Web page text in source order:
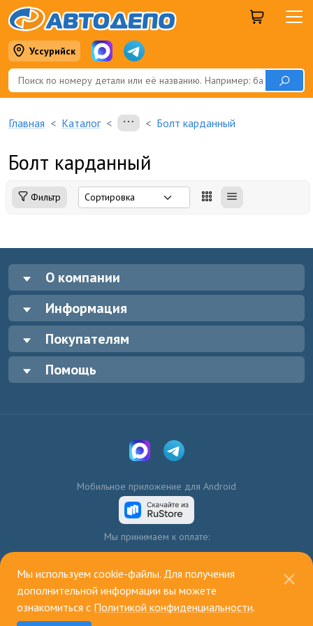
Уссурийск
Главная Каталог Болт карданный
Болт карданный
Фильтр
О компании
Информация
Покупателям
Помощь
Мобильное приложение для Android
Мы принимаем к оплате:
© 2003—2026, ИП Голенко А.В.
Мы используем cookie-файлы. Для получения
дополнительной информации вы можете
ознакомиться с Политикой конфиденциальности.